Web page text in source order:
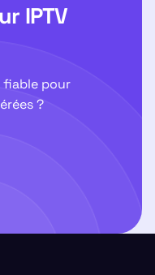
IPTV
fiable pour
?